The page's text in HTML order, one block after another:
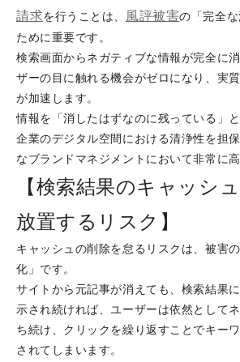
請求を行うことは、 風評被害の「完全
ために重要です。
検索画面からネガティブな情報が完全に
ザーの目に触れる機会がゼロになり、実
が加速します。
情報を「消したはずなのに残っている」
企業のデジタル空間における清浄性を担
なブランドマネジメントにおいて非常に
【検索結果のキャッシ
放置するリスク】
キャッシュの削除を怠るリスクは、被害
化」です。
サイトから元記事が消えても、検索結果
示され続ければ、ユーザーは依然として
ち続け、クリックを繰り返すことでキー
されてしまいます。